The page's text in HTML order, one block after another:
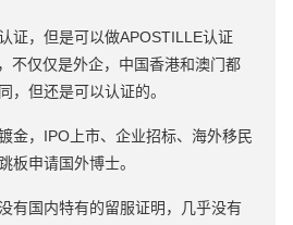
证，但是可以做APOSTILLE认证
不仅仅是外企，中国香港和澳门都
，但还是可以认证的。
金，IPO上市、企业招标、海外移民
板申请国外博士。
有国内特有的留服证明，几乎没有